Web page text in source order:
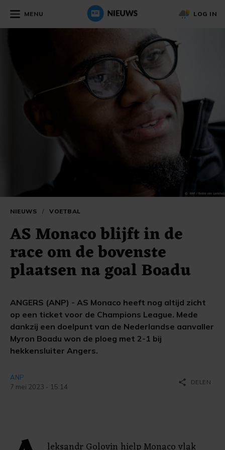
MENU LOG IN
NIEUWS / VOETBAL
AS Monaco blijft in de
race om de bovenste
plaatsen na goal Boadu
ANGERS (ANP) - AS Monaco heeft nog altijd zicht
op een ticket voor de Champions League. Mede
dankzij een doelpunt van de Nederlandse aanvaller
Myron Boadu won de ploeg met 2-1 bij
hekkensluiter Angers.
ANP
7 mei 2023 - 15:14
share DELEN